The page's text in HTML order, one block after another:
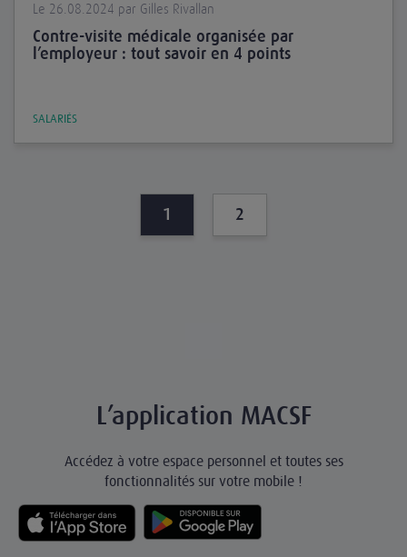
Le 26.08.2024 par Gilles Rivallan
Contre-visite médicale organisée par
l’employeur : tout savoir en 4 points
SALARIÉS
1 2
L’application MACSF
Accédez à votre espace personnel et toutes ses
fonctionnalités sur votre mobile !